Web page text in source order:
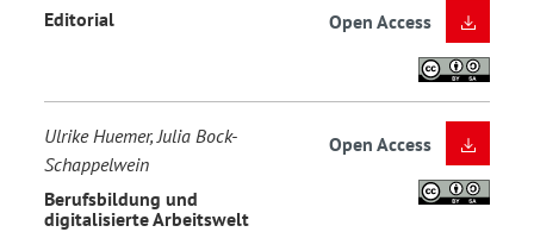
Editorial Open Access
Ulrike Huemer, Julia Bock-
Schappelwein
Berufsbildung und
digitalisierte Arbeitswelt
Open Access